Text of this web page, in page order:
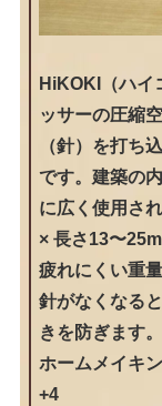
HiKOKI（ハイ
ッサーの圧縮
（針）を打ち
です。建築の
に広く使用さ
× 長さ13〜
疲れにくい重
針がなくなる
きを防ぎます。
ホームメイキ
+4